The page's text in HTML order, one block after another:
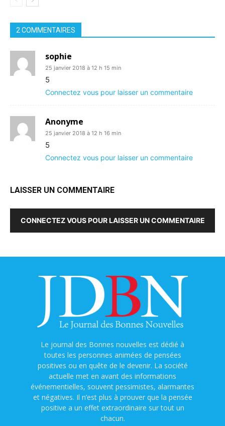
2 COMMENTAIRES
sophie
25 janvier 2018 à 12 h 15 min
5
Connectez vous pour laisser un commentaire
Anonyme
25 janvier 2018 à 12 h 16 min
5
Connectez vous pour laisser un commentaire
LAISSER UN COMMENTAIRE
CONNECTEZ VOUS POUR LAISSER UN COMMENTAIRE
Le journal des Bonnes nouvelles est dédié à
toutes les personnes animées de pensées
positives ou en quête de le devenir. La société
actuelle met en avant des informations
événementielles, souvent pessimistes, alarmantes
et négatives. Il n’est plus à prouver que la pensée
positive a un effet extraordinaire sur tout un
chacun.